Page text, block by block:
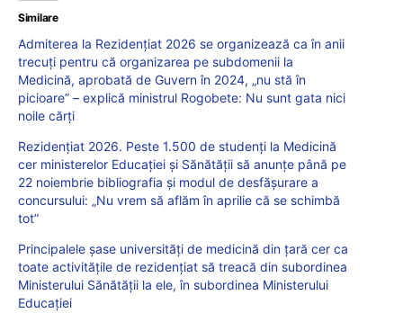
Similare
Admiterea la Rezidențiat 2026 se organizează ca în anii
trecuți pentru că organizarea pe subdomenii la
Medicină, aprobată de Guvern în 2024, „nu stă în
picioare” – explică ministrul Rogobete: Nu sunt gata nici
noile cărți
Rezidențiat 2026. Peste 1.500 de studenți la Medicină
cer ministerelor Educației și Sănătății să anunțe până pe
22 noiembrie bibliografia și modul de desfășurare a
concursului: „Nu vrem să aflăm în aprilie că se schimbă
tot”
Principalele șase universități de medicină din țară cer ca
toate activitățile de rezidențiat să treacă din subordinea
Ministerului Sănătății la ele, în subordinea Ministerului
Educației